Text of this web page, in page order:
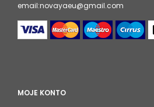
email:novayaeu@gmail.com
MOJE KONTO